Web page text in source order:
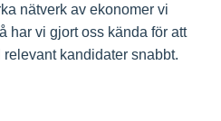
nätverk av ekonomer vi
har vi gjort oss kända för att
kandidater snabbt.